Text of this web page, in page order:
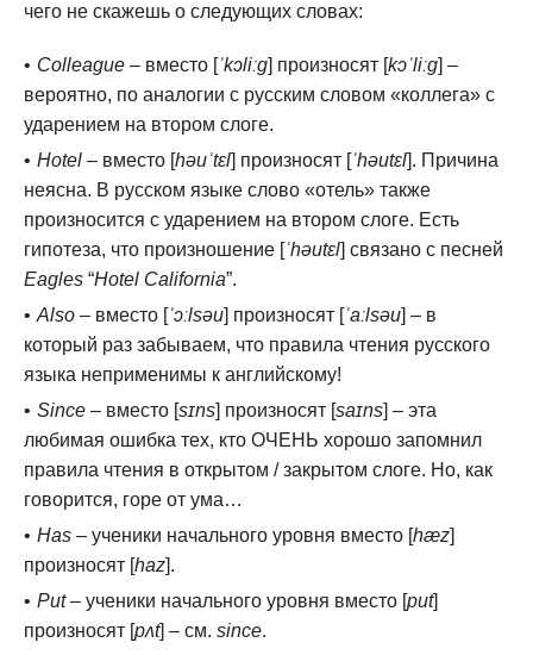
чего не скажешь о следующих словах:
Colleague – вместо [ˈkɔliːg] произносят [kɔˈliːg] –
вероятно, по аналогии с русским словом «коллега» с
ударением на втором слоге.
Hotel – вместо [həuˈtɛl] произносят [ˈhəutɛl]. Причина
неясна. В русском языке слово «отель» также
произносится с ударением на втором слоге. Есть
гипотеза, что произношение [ˈhəutɛl] связано с песней
Eagles “Hotel California”.
Also – вместо [ˈɔːlsəu] произносят [ˈaːlsəu] – в
который раз забываем, что правила чтения русского
языка неприменимы к английскому!
Since – вместо [sɪns] произносят [saɪns] – эта
любимая ошибка тех, кто ОЧЕНЬ хорошо запомнил
правила чтения в открытом / закрытом слоге. Но, как
говорится, горе от ума…
Has – ученики начального уровня вместо [hæz]
произносят [haz].
Put– ученики начального уровня вместо [put]
произносят [pʌt] – см. since.